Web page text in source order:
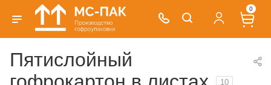
0
Пятислойный
10